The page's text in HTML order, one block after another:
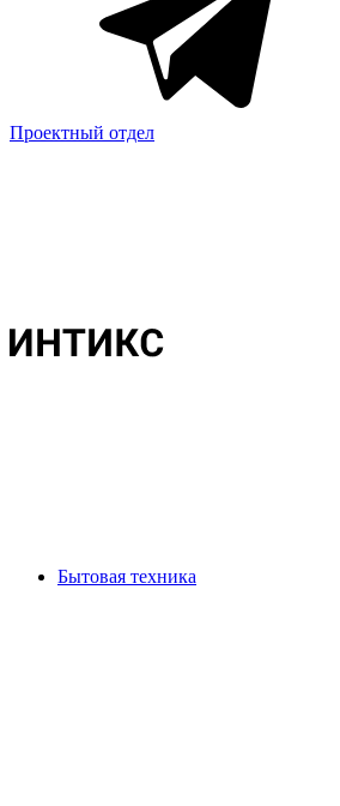
Проектный отдел
Бытовая техника